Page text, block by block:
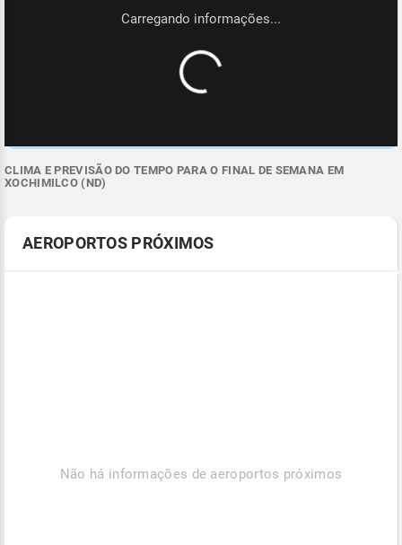
CLIMA E PREVISÃO DO TEMPO PARA O FINAL DE SEMANA EM
XOCHIMILCO (ND)
AEROPORTOS PRÓXIMOS
Não há informações de aeroportos próximos